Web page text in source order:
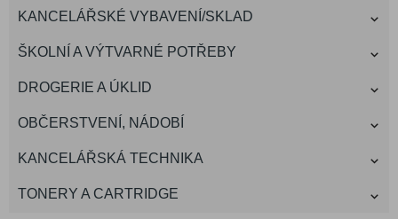
KANCELÁŘSKÉ VYBAVENÍ/SKLAD
ŠKOLNÍ A VÝTVARNÉ POTŘEBY
DROGERIE A ÚKLID
OBČERSTVENÍ, NÁDOBÍ
KANCELÁŘSKÁ TECHNIKA
TONERY A CARTRIDGE